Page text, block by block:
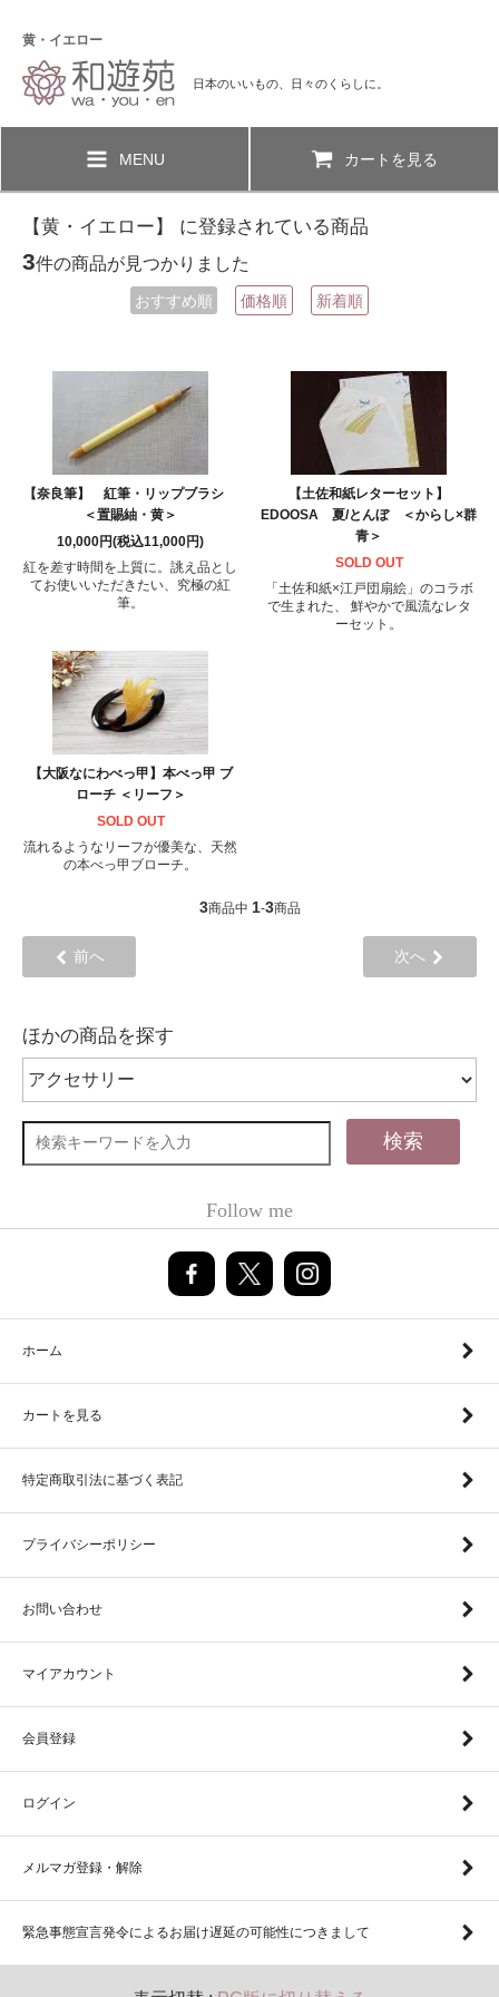
黄・イエロー
日本のいいもの、日々のくらしに。
MENU カートを見る
【黄・イエロー】 に登録されている商品
3件の商品が見つかりました
おすすめ順 価格順 新着順
【奈良筆】 紅筆・リップブラシ
＜置賜紬・黄＞
10,000円(税込11,000円)
紅を差す時間を上質に。誂え品とし
てお使いいただきたい、究極の紅
筆。
【土佐和紙レターセット】
EDOOSA 夏/とんぼ ＜からし×群
青＞
SOLD OUT
「土佐和紙×江戸団扇絵」のコラボ
で生まれた、 鮮やかで風流なレタ
ーセット。
【大阪なにわべっ甲】本べっ甲 ブ
ローチ ＜リーフ＞
SOLD OUT
流れるようなリーフが優美な、天然
の本べっ甲ブローチ。
3商品中 1-3商品
前へ 次へ
ほかの商品を探す
検索
Follow me
ホーム
カートを見る
特定商取引法に基づく表記
プライバシーポリシー
お問い合わせ
マイアカウント
会員登録
ログイン
メルマガ登録・解除
緊急事態宣言発令によるお届け遅延の可能性につきまして